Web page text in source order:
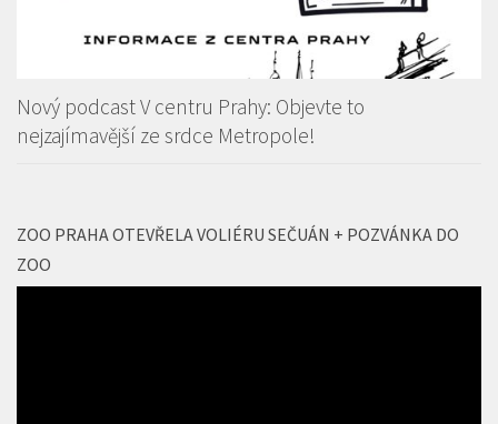
Nový podcast V centru Prahy: Objevte to
nejzajímavější ze srdce Metropole!
ZOO PRAHA OTEVŘELA VOLIÉRU SEČUÁN + POZVÁNKA DO
ZOO